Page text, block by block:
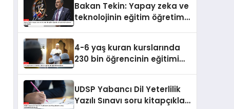
Bakan Tekin: Yapay zeka ve
teknolojinin eğitim öğretim
4-6 yaş kuran kurslarında
230 bin öğrencinin eğitimi
UDSP Yabancı Dil Yeterlilik
Yazılı Sınavı soru kitapçıkları